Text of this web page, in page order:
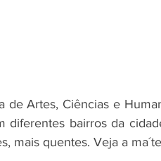
de Artes, Ciências e
diferentes bairros da
mais quentes. Veja a